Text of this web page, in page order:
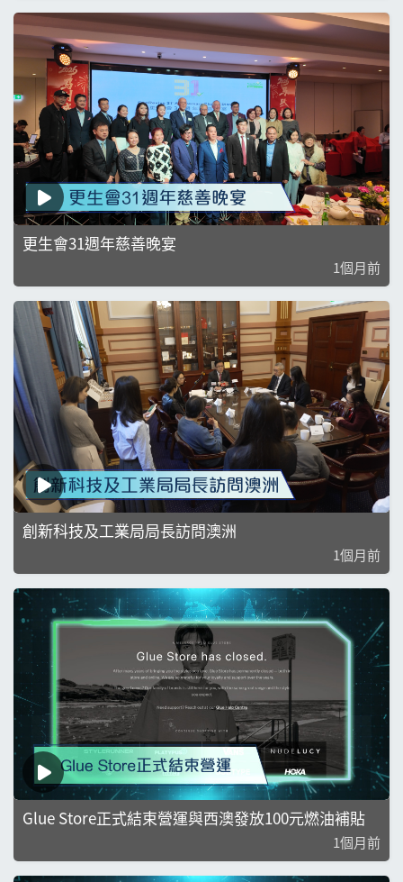
更生會31週年慈善晚宴
1個月前
創新科技及工業局局長訪問澳洲
1個月前
Glue Store正式結束營運與西澳發放100元燃油補貼
1個月前